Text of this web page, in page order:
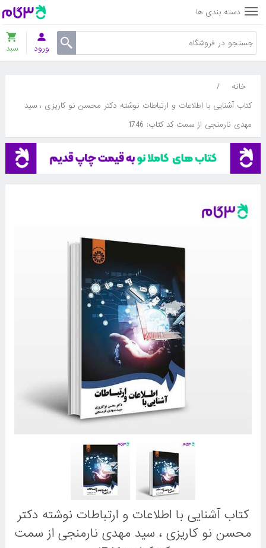
دسته بندی ها
ورود سبد
خانه
/
کتاب آشنایی با اطلاعات و ارتباطات نوشته دکتر محسن نو کاریزی ، سید
مهدی نارمنجی از سمت کد کتاب: 1746
کتاب آشنایی با اطلاعات و ارتباطات نوشته دکتر
محسن نو کاریزی ، سید مهدی نارمنجی از سمت